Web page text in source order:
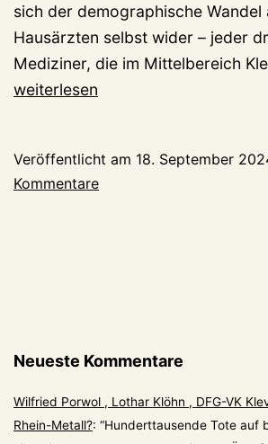
sich der demographische Wandel
Hausärzten selbst wider – jeder
Mediziner, die im Mittelbereich
weiterlesen
Veröffentlicht am 18. September
Kommentare
Neueste Kommentare
Wilfried Porwol , Lothar Klöhn , DFG-VK
Rhein-Metall?: “Hunderttausende Tote auf